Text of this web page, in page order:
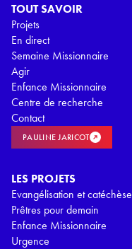
TOUT SAVOIR
Projets
En direct
Semaine Missionnaire
Agir
Enfance Missionnaire
Centre de recherche
Contact
PAULINE JARICOT
LES PROJETS
Evangélisation et catéchèse
Prêtres pour demain
Enfance Missionnaire
Urgence